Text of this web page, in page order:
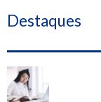
Destaques